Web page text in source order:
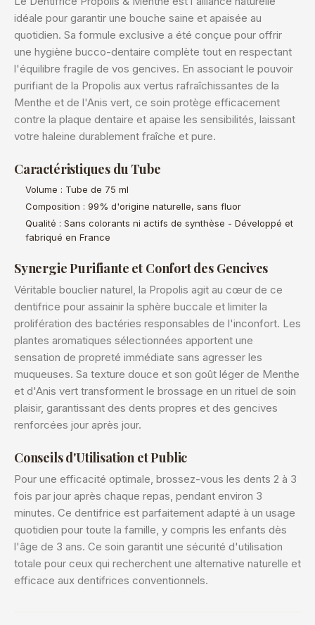
idéale pour garantir une bouche saine et apaisée au
quotidien. Sa formule exclusive a été conçue pour offrir
une hygiène bucco-dentaire complète tout en respectant
l'équilibre fragile de vos gencives. En associant le pouvoir
purifiant de la Propolis aux vertus rafraîchissantes de la
Menthe et de l'Anis vert, ce soin protège efficacement
contre la plaque dentaire et apaise les sensibilités, laissant
votre haleine durablement fraîche et pure.
Caractéristiques du Tube
Volume : Tube de 75 ml
Composition : 99% d'origine naturelle, sans fluor
Qualité : Sans colorants ni actifs de synthèse - Développé et
fabriqué en France
Synergie Purifiante et Confort des Gencives
Véritable bouclier naturel, la Propolis agit au cœur de ce
dentifrice pour assainir la sphère buccale et limiter la
prolifération des bactéries responsables de l'inconfort. Les
plantes aromatiques sélectionnées apportent une
sensation de propreté immédiate sans agresser les
muqueuses. Sa texture douce et son goût léger de Menthe
et d'Anis vert transforment le brossage en un rituel de soin
plaisir, garantissant des dents propres et des gencives
renforcées jour après jour.
Conseils d'Utilisation et Public
Pour une efficacité optimale, brossez-vous les dents 2 à 3
fois par jour après chaque repas, pendant environ 3
minutes. Ce dentifrice est parfaitement adapté à un usage
quotidien pour toute la famille, y compris les enfants dès
l'âge de 3 ans. Ce soin garantit une sécurité d'utilisation
totale pour ceux qui recherchent une alternative naturelle et
efficace aux dentifrices conventionnels.